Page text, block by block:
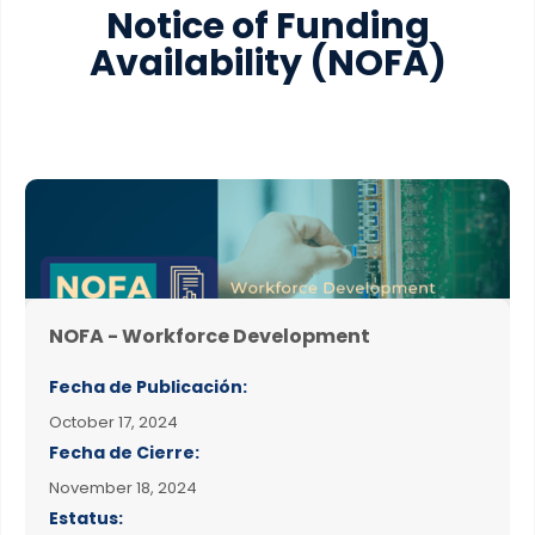
Notice of Funding
Availability(NOFA)
NOFA - Workforce Development
Fecha de Publicación:
October 17, 2024
Fecha de Cierre:
November 18, 2024
Estatus: